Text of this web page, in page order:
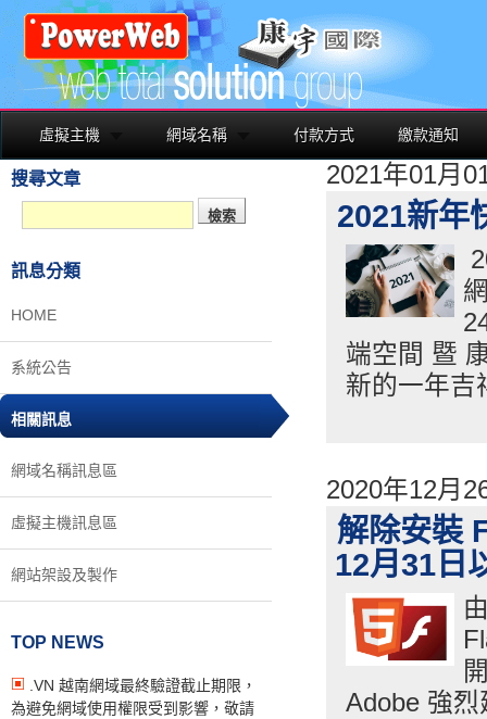
虛擬主機 網域名稱 付款方式 繳款通知
搜尋文章
訊息分類
HOME
系統公告
相關訊息
網域名稱訊息區
虛擬主機訊息區
網站架設及製作
TOP NEWS
.VN 越南網域最終驗證截止期限，
為避免網域使用權限受到影響，敬請
2021年01月
2021新年
端空間 暨
新的一年吉
2020年12月
解除安裝
12月31日
Adobe 強